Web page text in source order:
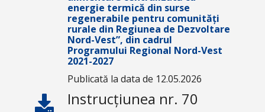
energie termică din surse
regenerabile pentru comunități
rurale din Regiunea de Dezvoltare
Nord-Vest”, din cadrul
Programului Regional Nord-Vest
2021-2027
Publicată la data de 12.05.2026
Instrucțiunea nr. 70